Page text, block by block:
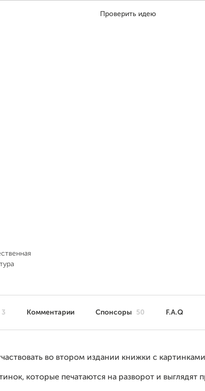
Проверить идею
3 Комментарии Спонсоры 50 F.A.Q
во втором издании книжки с картинками
которые печатаются на разворот и выглядят